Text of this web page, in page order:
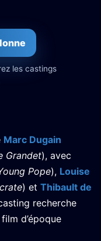
les castings
Marc Dugain
Grandet), avec
Pope), Louise
) et Thibault de
recherche
d’époque